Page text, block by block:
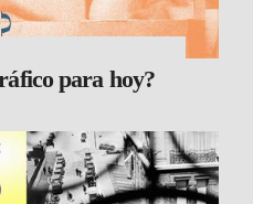
para hoy?